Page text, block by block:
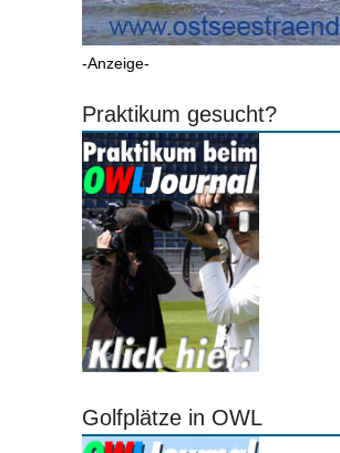
-Anzeige-
Praktikum gesucht?
Golfplätze in OWL